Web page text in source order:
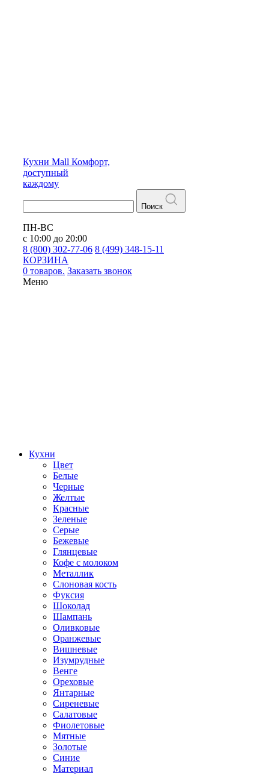
Кухни Mall Комфорт,
доступный
каждому
Поиск
ПН-ВС
с 10:00 до 20:00
8 (800) 302-77-06 8 (499) 348-15-11
КОРЗИНА
0 товаров. Заказать звонок
Меню
Кухни
Цвет
Белые
Черные
Желтые
Красные
Зеленые
Серые
Бежевые
Глянцевые
Кофе с молоком
Металлик
Слоновая кость
Фуксия
Шоколад
Шампань
Оливковые
Оранжевые
Вишневые
Изумрудные
Венге
Ореховые
Янтарные
Сиреневые
Салатовые
Фиолетовые
Мятные
Золотые
Синие
Материал